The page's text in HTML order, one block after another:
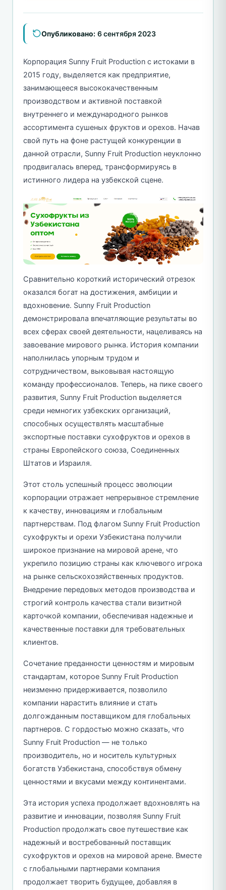
Опубликовано: 6 сентября 2023
Корпорация Sunny Fruit Production с истоками в
2015 году, выделяется как предприятие,
занимающееся высококачественным
производством и активной поставкой
внутреннего и международного рынков
ассортимента сушеных фруктов и орехов. Начав
свой путь на фоне растущей конкуренции в
данной отрасли, Sunny Fruit Production неуклонно
продвигалась вперед, трансформируясь в
истинного лидера на узбекской сцене.
Сравнительно короткий исторический отрезок
оказался богат на достижения, амбиции и
вдохновение. Sunny Fruit Production
демонстрировала впечатляющие результаты во
всех сферах своей деятельности, нацеливаясь на
завоевание мирового рынка. История компании
наполнилась упорным трудом и
сотрудничеством, выковывая настоящую
команду профессионалов. Теперь, на пике своего
развития, Sunny Fruit Production выделяется
среди немногих узбекских организаций,
способных осуществлять масштабные
экспортные поставки сухофруктов и орехов в
страны Европейского союза, Соединенных
Штатов и Израиля.
Этот столь успешный процесс эволюции
корпорации отражает непрерывное стремление
к качеству, инновациям и глобальным
партнерствам. Под флагом Sunny Fruit Production
сухофрукты и орехи Узбекистана получили
широкое признание на мировой арене, что
укрепило позицию страны как ключевого игрока
на рынке сельскохозяйственных продуктов.
Внедрение передовых методов производства и
строгий контроль качества стали визитной
карточкой компании, обеспечивая надежные и
качественные поставки для требовательных
клиентов.
Сочетание преданности ценностям и мировым
стандартам, которое Sunny Fruit Production
неизменно придерживается, позволило
компании нарастить влияние и стать
долгожданным поставщиком для глобальных
партнеров. С гордостью можно сказать, что
Sunny Fruit Production — не только
производитель, но и носитель культурных
богатств Узбекистана, способствуя обмену
ценностями и вкусами между континентами.
Эта история успеха продолжает вдохновлять на
развитие и инновации, позволяя Sunny Fruit
Production продолжать свое путешествие как
надежный и востребованный поставщик
сухофруктов и орехов на мировой арене. Вместе
с глобальными партнерами компания
продолжает творить будущее, добавляя в